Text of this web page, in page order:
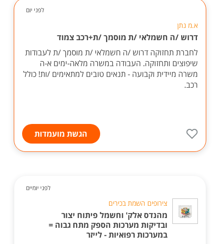
לפני יום
א.מ נתן
דרוש /ה חשמלאי /ת מוסמך /ת+רכב צמוד
לחברת תחזוקה דרוש /ה חשמלאי /ת מוסמך /ת לעבודות
שיפוצים ותחזוקה. העבודה במשרה מלאה-ימים א-ה
משרה מיידית וקבועה - תנאים טובים למתאימים /ות! כולל
רכב.
הגשת מועמדות
לפני יומיים
צירופים השמת בכירים
מהנדס אלק' וחשמל פיתוח יצור
ובדיקות מערכות הספק מתח גבוה =
במערכות רפואיות - לייזר